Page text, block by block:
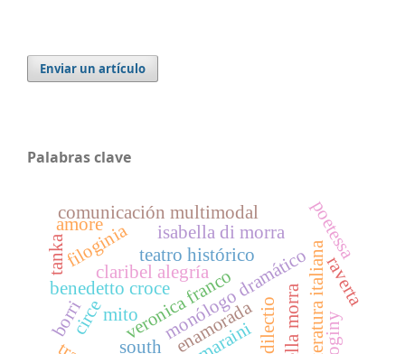
Enviar un artículo
Palabras clave
dilectio
veronica franco
claribel alegríamonólogo dramático
enamorada
mito
benedetto croce
isabella di morra
literatura italiana
teatro histórico
comunicación multimodal
south
circe
borri
poetessa
filoginia
raverta
tanka
amore